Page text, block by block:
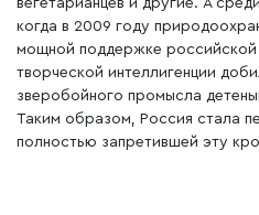
когда в 2009 году
мощной поддержке российской
творческой интеллигенции
зверобойного промысла
Таким образом, Россия стала
полностью запретившей эту